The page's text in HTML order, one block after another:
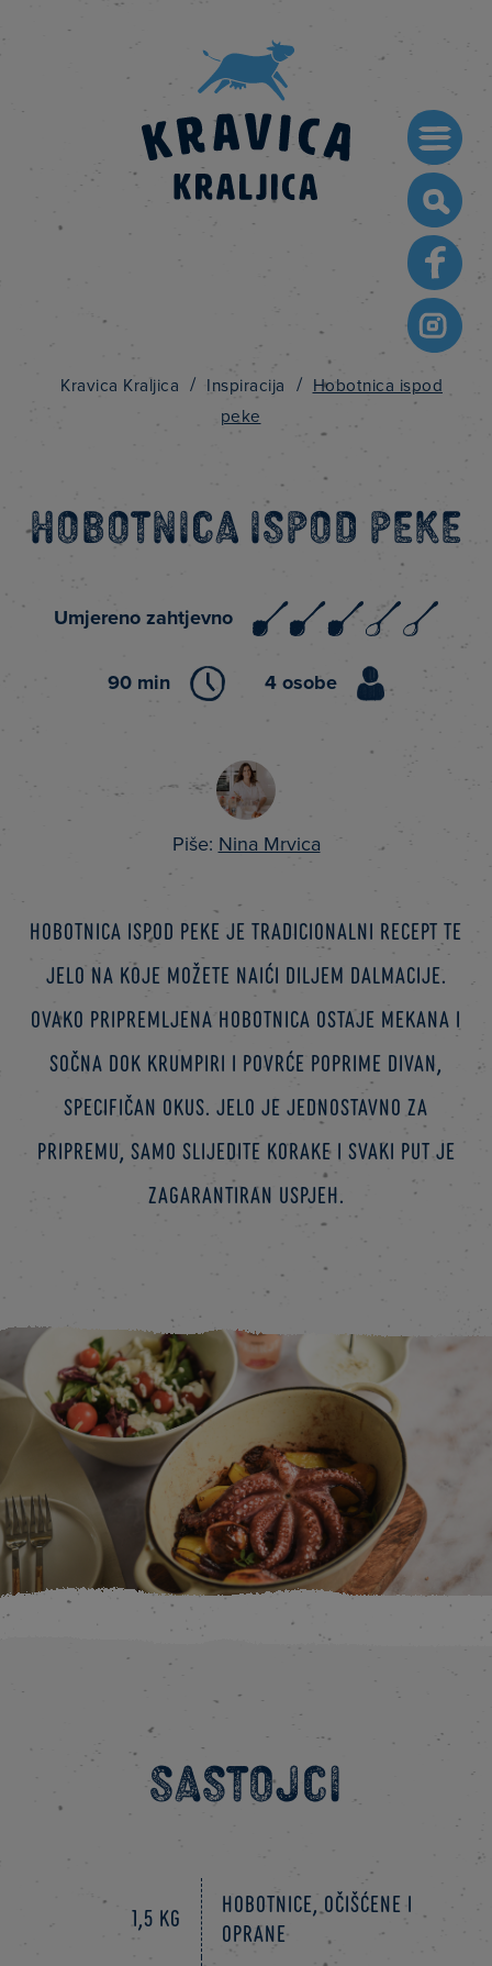
for:
Kravica Kraljica / Inspiracija /
Hobotnica ispod
peke
Hobotnica ispod peke
Umjereno zahtjevno
90 min 4 osobe
Piše: Nina Mrvica
Hobotnica ispod peke je tradicionalni recept te
jelo na koje možete naići diljem Dalmacije.
Ovako pripremljena hobotnica ostaje mekana i
sočna dok krumpiri i povrće poprime divan,
specifičan okus. Jelo je jednostavno za
pripremu, samo slijedite korake i svaki put je
zagarantiran uspjeh.
Sastojci
1,5 kg
hobotnice, očišćene i
oprane